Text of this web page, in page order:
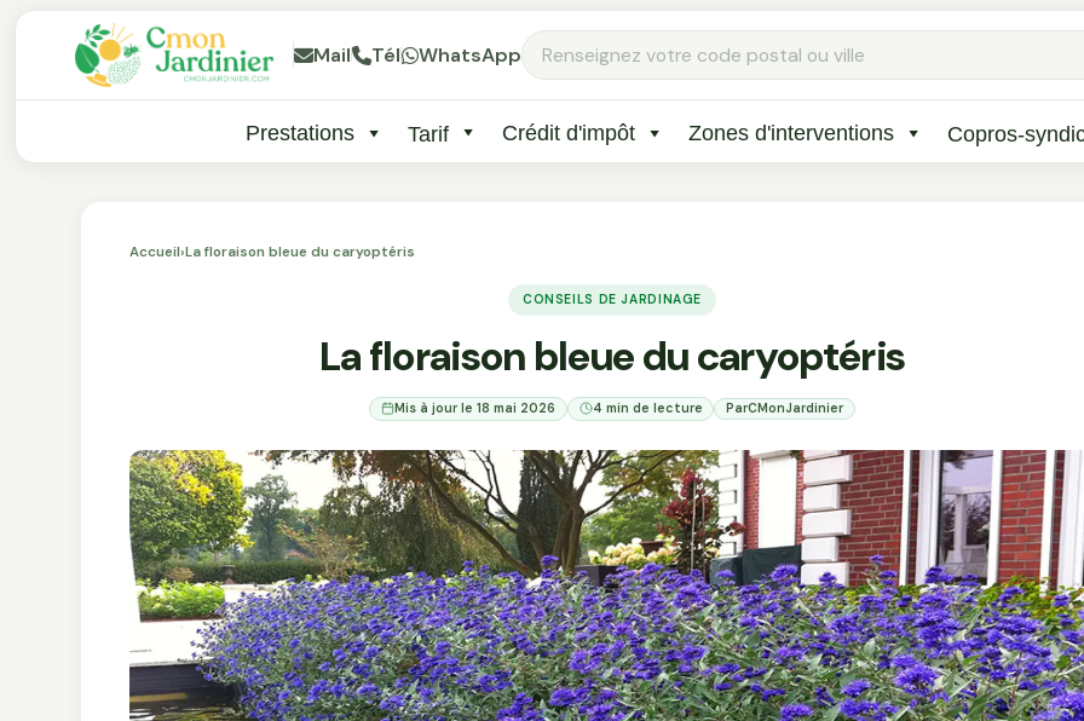
Mail Tél WhatsApp
Rechercher
:
Prestations Tarif Crédit d'impôt Zones d'interventions Copros-
Accueil›La floraison bleue du caryoptéris
CONSEILS DE JARDINAGE
La floraison bleue du caryoptéris
Mis à jour le 18 mai 2026 4 min de lecture ParCMonJardinier